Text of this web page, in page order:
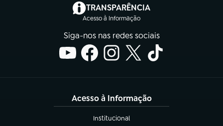
TRANSPARÊNCIA
Acesso à Informação
(abre em nova aba)
Siga-nos nas redes sociais
Acesso à Informação
Institucional
(abre em nova aba)